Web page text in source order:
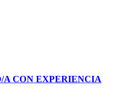
A CON EXPERIENCIA